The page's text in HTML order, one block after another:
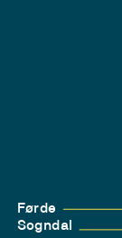
Førde
Sogndal